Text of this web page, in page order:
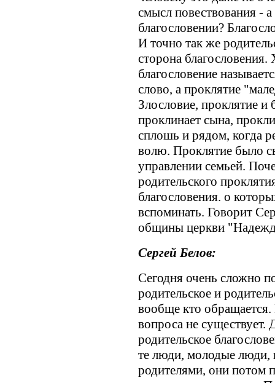
смысл повествования -
благословении?
И точно так же
сторона
благословение
слово, а проклятие
Злословие, проклятие и
проклинает сына,
сплошь и рядом, когда
волю. Проклятие было
управлении семьей.
родительского
благословения. о
вспоминать. Говорит
общины церкви
Сергей Белов:
Сегодня очень сложно
родительское и
вообще кто обращается.
вопроса не существует.
родительское
те люди, молодые люди,
родителями, они потом